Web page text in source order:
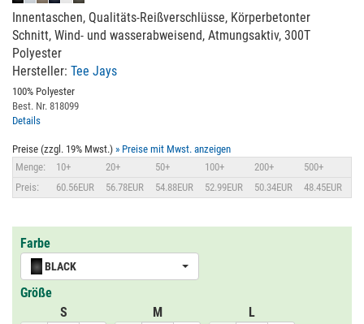
Innentaschen, Qualitäts-Reißverschlüsse, Körperbetonter
Schnitt, Wind- und wasserabweisend, Atmungsaktiv, 300T
Polyester
Hersteller: Tee Jays
100% Polyester
Best. Nr. 818099
Details
Preise (zzgl. 19% Mwst.) » Preise mit Mwst. anzeigen
Menge:
10+ 20+ 50+ 100+ 200+
500+
Preis:
60.56EUR 56.78EUR 54.88EUR 52.99EUR 50.34EUR 48.45EUR
Farbe
BLACK
Größe
S
M L